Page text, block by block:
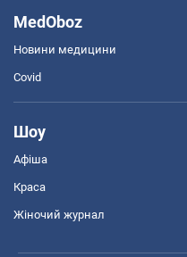
MedOboz
Новини медицини
Covid
Шоу
Афіша
Краса
Жіночий журнал